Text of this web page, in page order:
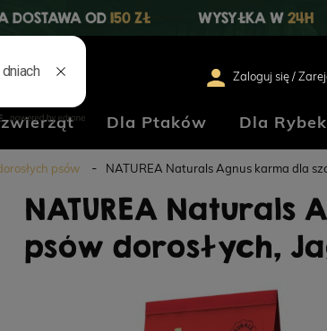
DOSTAWA OD 150 ZŁ WYSYŁKA W 24H
Zaloguj się /
zwierząt Dla Ptaków Dla Rybek
psów NATUREA Naturals Agnus karma dla
NATUREA Naturals
psów dorosłych,